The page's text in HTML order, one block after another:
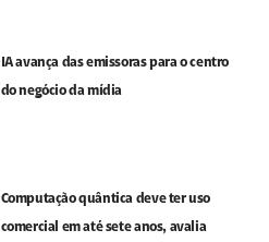
IA avança das emissoras para o centro
do negócio da mídia
Computação quântica deve ter uso
comercial em até sete anos, avalia